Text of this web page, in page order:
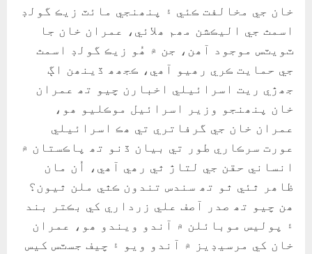
خان جي مخالفت ڪئي ۽ پنھنجي مائٽ زيڪ گولڊ
اسمٿ جي اليڪشن مھم ھلائي، عمران خان جا
ٽويٽس موجود آھن، جن ۾ ھُو زيڪ گولڊ اسمٿ
جي حمايت ڪري رھيو آھي، ڪجھھ ڏينھن اڳ
جھڙي ريت اسرائيلي اخبارن چيو تھ عمران
خان پنھنجو وزير اسرائيل موڪليو ھو،
عمران خان جي گرفاتري تي ھڪ اسرائيلي
عورت سرڪاري طور تي بيان ڏنو تھ پاڪستان ۾
انساني حقن جي لتاڙ ٿي رھي آھي، اُن مان
ظاھر ٿئي ٿو تھ سندس تندون ڪٿي ملن ٿيون؟
ھن چيو تھ صدر آصف علي زرداري کي بڪتر بند
۽ پوليس موبائلن ۾ آندو ويندو ھو، عمران
خان کي مرسيڊيز ۾ آندو ويو ۽ چيف جسٽس کيس